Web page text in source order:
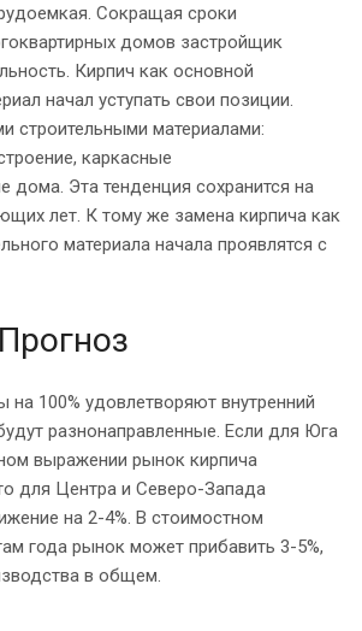
Сокращая сроки
домов застройщик
Кирпич как основной
начал уступать свои позиции.
строительными материалами:
каркасные
дома. Эта тенденция сохранится на
лет. К тому же замена кирпича как
материала начала проявлятся с
на 100% удовлетворяют внутренний
разнонаправленные. Если для Юга
выражении рынок кирпича
для Центра и Северо-Запада
на 2-4%. В стоимостном
года рынок может прибавить 3-5%,
в общем.